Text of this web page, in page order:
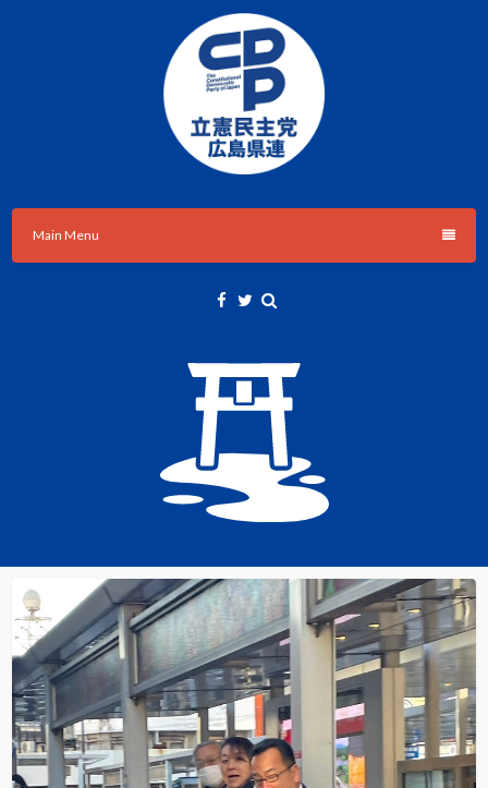
立憲民主党広島県総支部連合会
Main Menu